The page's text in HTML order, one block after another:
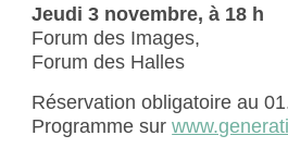
Jeudi 3 novembre, à 18 h
Forum des Images,
Forum des Halles
Réservation obligatoire au
Programme sur